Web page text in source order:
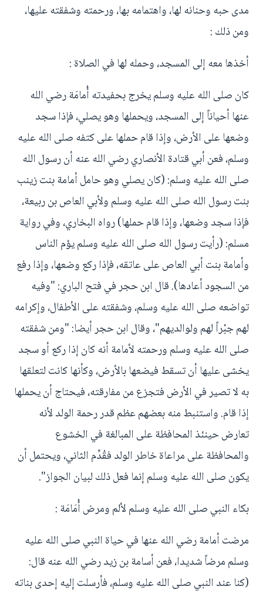
مدى حبه وحنانه لها، واهتمامه بها، ورحمته وشفقته عليها،
ومن ذلك :
أخذها معه إلى المسجد، وحمله لها في الصلاة :
كان صلى الله عليه وسلم يخرج بحفيدته أُمامَة رضي الله
عنها أحياناً إلى المسجد، ويحملها وهو يصلي، فإذا سجد
وضعها على الأرض، وإذا قام حملها على كتفه صلى الله عليه
وسلم، فعن أبي قتادة الأنصاري رضي الله عنه أن رسول الله
صلى الله عليه وسلم: (كان يصلي وهو حامل أمامة بنت زينب
بنت رسول الله صلى الله عليه وسلم ولأبي العاص بن ربيعة،
فإذا سجد وضعها، وإذا قام حملها) رواه البخاري، وفي رواية
مسلم: (رأيت رسول الله صلى الله عليه وسلم يؤم الناس
وأمامة بنت أبي العاص على عاتقه، فإذا ركع وضعها، وإذا رفع
من السجود أعادها). قال ابن حجر في فتح الباري: "وفيه
تواضعه صلى الله عليه وسلم، وشفقته على الأطفال، وإكرامه
لهم جبْراً لهم ولوالديهم"، وقال ابن حجر أيضا: "ومن شفقته
صلى الله عليه وسلم ورحمته لأمامة أنه كان إذا ركع أو سجد
يخشى عليها أن تسقط فيضعها بالأرض، وكأنها كانت لتعلقها
به لا تصير في الأرض فتجزع من مفارقته، فيحتاج أن يحملها
إذا قام. واستنبط منه بعضهم عظم قدر رحمة الولد لأنه
تعارض حينئذ المحافظة على المبالغة في الخشوع
والمحافظة على مراعاة خاطر الولد فقُدِّم الثاني، ويحتمل أن
يكون صلى الله عليه وسلم إنما فعل ذلك لبيان الجواز".
بكاء النبي صلى الله عليه وسلم لألم ومرض أُمَامَة :
مرضت أمامة رضي الله عنها في حياة النبي صلى الله عليه
وسلم مرضاً شديدا، فعن أسامة بن زيد رضي الله عنه قال:
(كنا عند النبي صلى الله عليه وسلم، فأرسلت إليه إحدى بناته